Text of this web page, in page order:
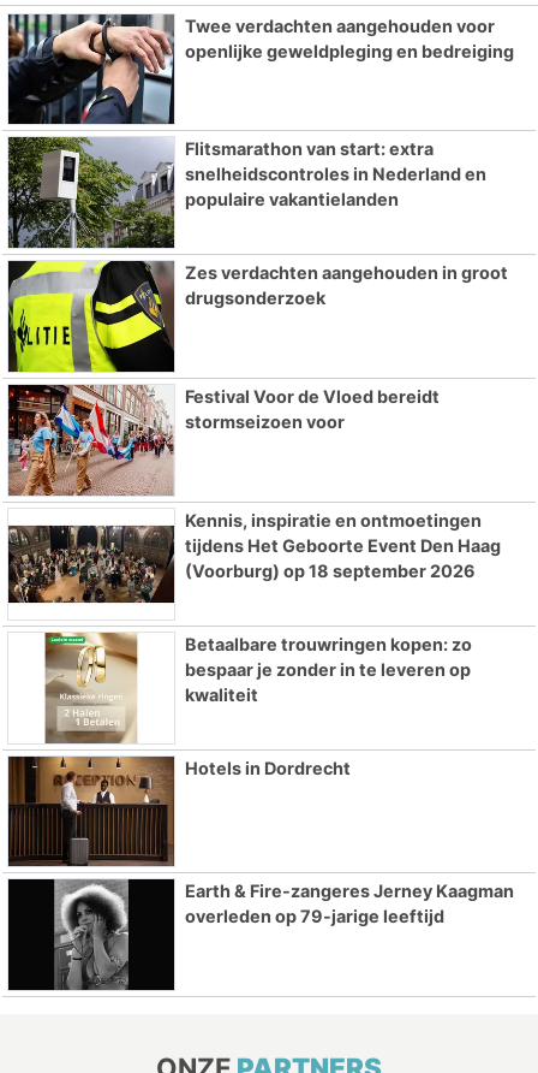
Twee verdachten aangehouden voor
openlijke geweldpleging en bedreiging
Flitsmarathon van start: extra
snelheidscontroles in Nederland en
populaire vakantielanden
Zes verdachten aangehouden in groot
drugsonderzoek
Festival Voor de Vloed bereidt
stormseizoen voor
Kennis, inspiratie en ontmoetingen
tijdens Het Geboorte Event Den Haag
(Voorburg) op 18 september 2026
Betaalbare trouwringen kopen: zo
bespaar je zonder in te leveren op
kwaliteit
Hotels in Dordrecht
Earth & Fire-zangeres Jerney Kaagman
overleden op 79-jarige leeftijd